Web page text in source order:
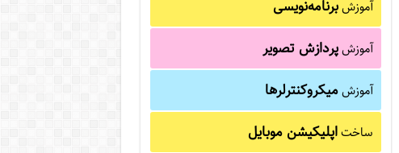
آموزشبرنامه‌نویسی
آموزشپردازش تصویر
آموزشمیکروکنترلرها
ساختاپلیکیشن موبایل